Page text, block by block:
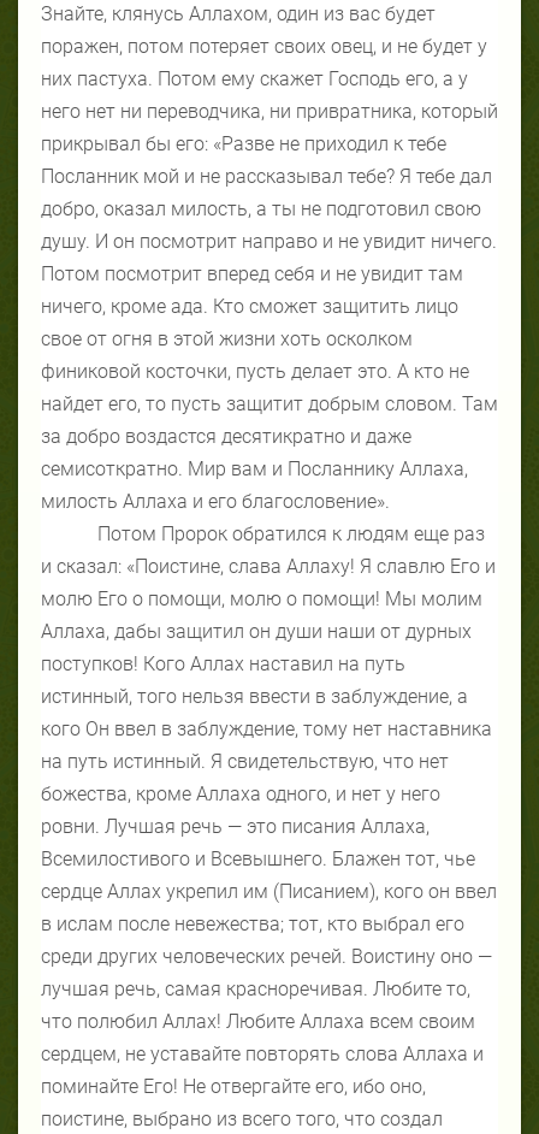
Знайте, клянусь Аллахом, один из вас будет
поражен, потом потеряет своих овец, и не будет у
них пастуха. Потом ему скажет Господь его, а у
него нет ни переводчика, ни привратника, который
прикрывал бы его: «Разве не приходил к тебе
Посланник мой и не рассказывал тебе? Я тебе дал
добро, оказал милость, а ты не подготовил свою
душу. И он посмотрит направо и не увидит ничего.
Потом посмотрит вперед себя и не увидит там
ничего, кроме ада. Кто сможет защитить лицо
свое от огня в этой жизни хоть осколком
финиковой косточки, пусть делает это. А кто не
найдет его, то пусть защитит добрым словом. Там
за добро воздастся десятикратно и даже
семисоткратно. Мир вам и Посланнику Аллаха,
милость Аллаха и его благословение».
Потом Пророк обратился к людям еще раз
и сказал: «Поистине, слава Аллаху! Я славлю Его и
молю Его о помощи, молю о помощи! Мы молим
Аллаха, дабы защитил он души наши от дурных
поступков! Кого Аллах наставил на путь
истинный, того нельзя ввести в заблуждение, а
кого Он ввел в заблуждение, тому нет наставника
на путь истинный. Я свидетельствую, что нет
божества, кроме Аллаха одного, и нет у него
ровни. Лучшая речь — это писания Аллаха,
Всемилостивого и Всевышнего. Блажен тот, чье
сердце Аллах укрепил им (Писанием), кого он ввел
в ислам после невежества; тот, кто выбрал его
среди других человеческих речей. Воистину оно —
лучшая речь, самая красноречивая. Любите то,
что полюбил Аллах! Любите Аллаха всем своим
сердцем, не уставайте повторять слова Аллаха и
поминайте Его! Не отвергайте его, ибо оно,
поистине, выбрано из всего того, что создал